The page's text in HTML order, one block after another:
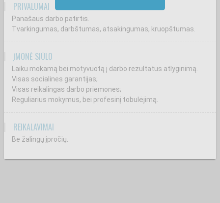
PRIVALUMAI
Panašaus darbo patirtis.
Tvarkingumas, darbštumas, atsakingumas, kruopštumas.
ĮMONĖ SIŪLO
Laiku mokamą bei motyvuotą į darbo rezultatus atlyginimą.
Visas socialines garantijas;
Visas reikalingas darbo priemones;
Reguliarius mokymus, bei profesinį tobulėjimą.
REIKALAVIMAI
Be žalingų įpročių.